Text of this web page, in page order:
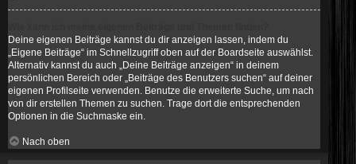
Deine eigenen Beiträge kannst du dir anzeigen lassen, indem du
„Eigene Beiträge“ im Schnellzugriff oben auf der Boardseite auswählst.
Alternativ kannst du auch „Deine Beiträge anzeigen“ in deinem
persönlichen Bereich oder „Beiträge des Benutzers suchen“ auf deiner
eigenen Profilseite verwenden. Benutze die erweiterte Suche, um nach
von dir erstellen Themen zu suchen. Trage dort die entsprechenden
Optionen in die Suchmaske ein.
Nach oben